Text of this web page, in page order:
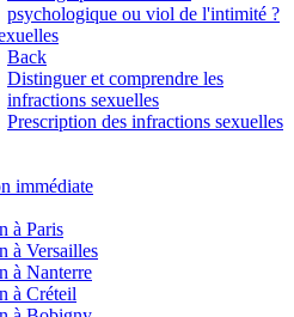
psychologique ou viol de l'intimité ?
Back
Distinguer et comprendre les
infractions sexuelles
Prescription des infractions sexuelles
immédiate
à Paris
à Versailles
à Nanterre
à Créteil